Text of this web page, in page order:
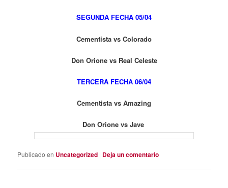
SEGUNDA FECHA 05/04
Cementista vs Colorado
Don Orione vs Real Celeste
TERCERA FECHA 06/04
Cementista vs Amazing
Don Orione vs Jave
Publicado en Uncategorized | Deja un comentario